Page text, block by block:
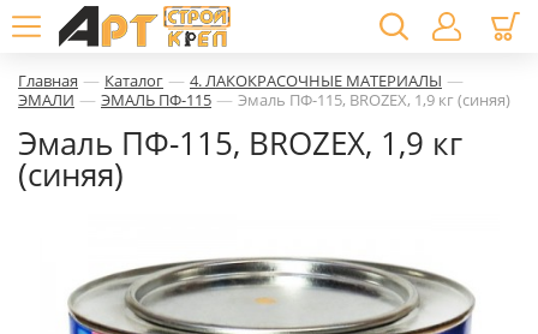
Главная — Каталог — 4. ЛАКОКРАСОЧНЫЕ МАТЕРИАЛЫ —
ЭМАЛИ — ЭМАЛЬ ПФ-115 — Эмаль ПФ-115, BROZEX, 1,9 кг (синяя)
Эмаль ПФ-115, BROZEX, 1,9 кг
(синяя)